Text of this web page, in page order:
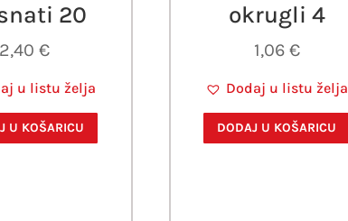
20
2,40€
u listu želja
U KOŠARICU
okrugli 4
1,06 €
Dodaj u listu želja
DODAJ U KOŠARICU